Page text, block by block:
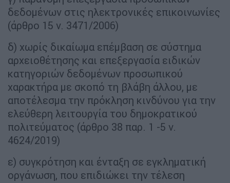
δεδομένων στις ηλεκτρονικές επικοινωνίες
(άρθρο 15 ν. 3471/2006)
δ) χωρίς δικαίωμα επέμβαση σε σύστημα
αρχειοθέτησης και επεξεργασία ειδικών
κατηγοριών δεδομένων προσωπικού
χαρακτήρα με σκοπό τη βλάβη άλλου, με
αποτέλεσμα την πρόκληση κινδύνου για την
ελεύθερη λειτουργία του δημοκρατικού
πολιτεύματος (άρθρο 38 παρ. 1 -5 ν.
4624/2019)
ε) συγκρότηση και ένταξη σε εγκληματική
οργάνωση, που επιδιώκει την τέλεση